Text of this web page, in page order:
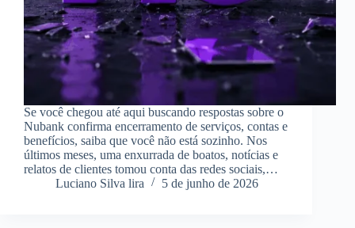
Se você chegou até aqui buscando respostas sobre o
Nubank confirma encerramento de serviços, contas e
benefícios, saiba que você não está sozinho. Nos
últimos meses, uma enxurrada de boatos, notícias e
relatos de clientes tomou conta das redes sociais,…
Luciano Silva lira
5 de junho de 2026